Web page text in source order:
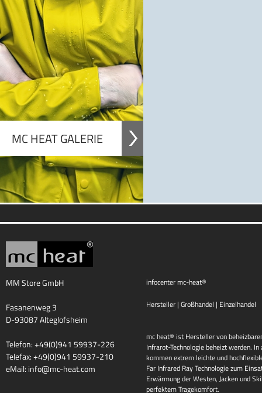
MC HEAT GALERIE
MM Store GmbH
Fasanenweg 3
D-93087 Alteglofsheim
Telefon: +49(0)941 59937-226
Telefax: +49(0)941 59937-210
eMail: info@mc-heat.com
infocenter mc-heat®
Hersteller | Großhandel | Einzelhandel
mc heat® ist Hersteller von
Infrarot-Technologie beheizt werden.
kommen extrem leichte und
Far Infrared Ray Technologie zum
Erwärmung der Westen, Jacken und
perfektem Tragekomfort.